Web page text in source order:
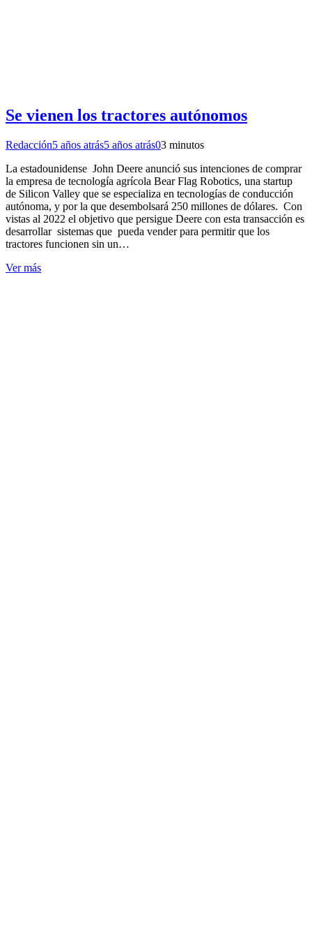
Se vienen los tractores autónomos
Redacción5 años atrás5 años atrás03 minutos
La estadounidense John Deere anunció sus intenciones de comprar
la empresa de tecnología agrícola Bear Flag Robotics, una startup
de Silicon Valley que se especializa en tecnologías de conducción
autónoma, y por la que desembolsará 250 millones de dólares. Con
vistas al 2022 el objetivo que persigue Deere con esta transacción es
desarrollar sistemas que pueda vender para permitir que los
tractores funcionen sin un…
Ver más